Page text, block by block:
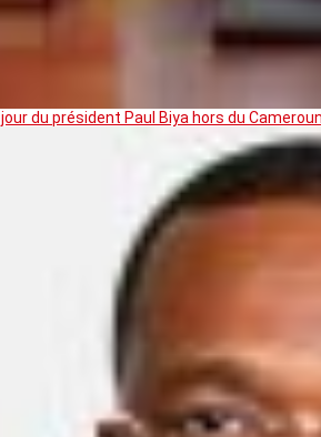
du président Paul Biya hors du